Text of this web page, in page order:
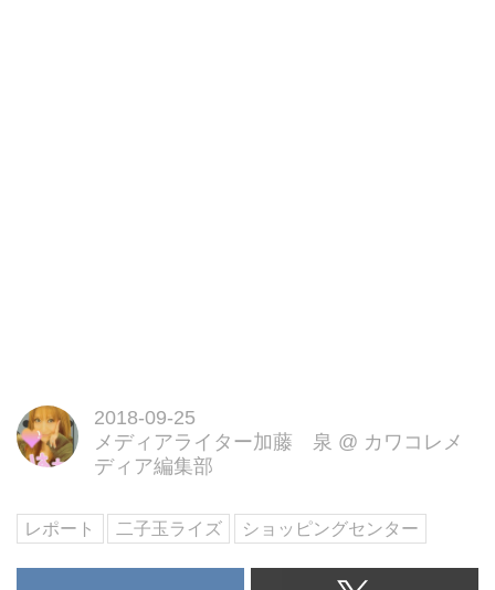
2018-09-25
メディアライター加藤 泉 @ カワコレメ
ディア編集部
レポート 二子玉ライズ ショッピングセンター